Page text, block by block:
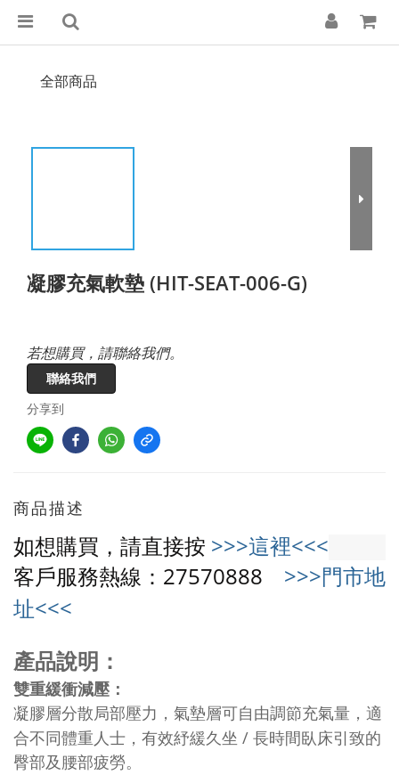
全部商品
凝膠充氣軟墊 (HIT-SEAT-006-G)
若想購買，請聯絡我們。
聯絡我們
分享到
商品描述
如想購買 ，請直接按 >>>這裡<<<
客戶服務熱線：27570888 >>>門市地
址<<<
產品說明：
雙重緩衝減壓：
凝膠層分散局部壓力，氣墊層可自由調節充氣量，適
合不同體重人士，有效紓緩久坐 / 長時間臥床引致的
臀部及腰部疲勞。